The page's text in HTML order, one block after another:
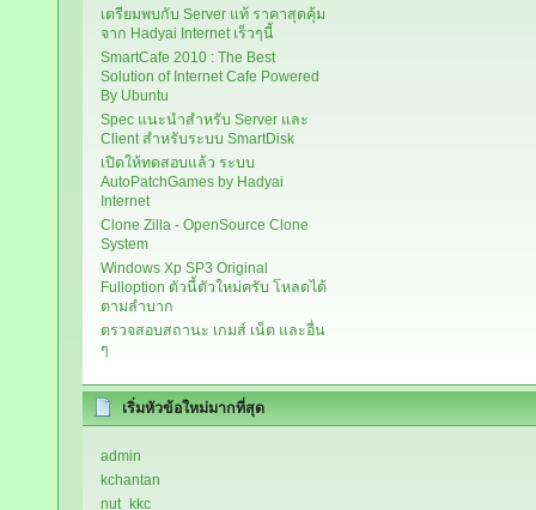
เตรียมพบกับ Server แท้ ราคาสุดคุ้ม
จาก Hadyai Internet เร็วๆนี้
SmartCafe 2010 : The Best
Solution of Internet Cafe Powered
By Ubuntu
Spec แนะนำสำหรับ Server และ
Client สำหรับระบบ SmartDisk
เปิดให้ทดสอบแล้ว ระบบ
AutoPatchGames by Hadyai
Internet
Clone Zilla - OpenSource Clone
System
Windows Xp SP3 Original
Fulloption ตัวนี้ตัวใหม่ครับ โหลดได้
ตามลำบาก
ตรวจสอบสถานะ เกมส์ เน็ต และอื่น
ๆ
เริ่มหัวข้อใหม่มากที่สุด
admin
kchantan
nut_kkc